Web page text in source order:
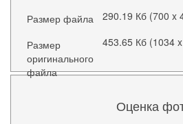
Размер файла
290.19 Кб (700 x
Размер
оригинального
файла
453.65 Кб (1034
Оценка